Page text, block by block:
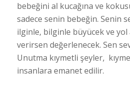
bebeğini al kucağına ve
sadece senin bebeğin. Senin
ilginle, bilginle büyücek ve yol
verirsen değerlenecek. Sen
Unutma kıymetli şeyler,
insanlara emanet edilir.